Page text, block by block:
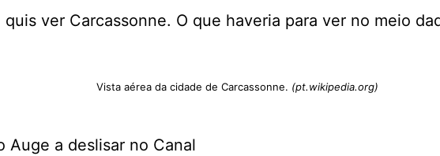
quis ver Carcassonne. O que haveria para ver no meio
Vista aérea da cidade de Carcassonne. (pt.wikipedia.org)
Auge a deslisar no Canal